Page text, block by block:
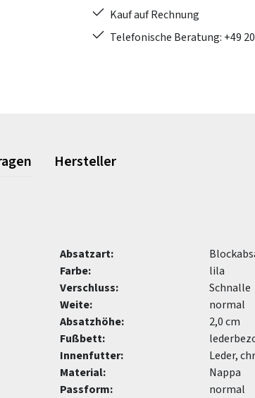
Kauf auf Rechnung
Telefonische Beratung: +49
Hersteller
Absatzart:
Farbe:
lila
Verschluss:
Schnalle
Weite:
normal
Absatzhöhe:
2,0 cm
Fußbett:
Innenfutter:
Leder,
Material:
Nappa
Passform:
normal